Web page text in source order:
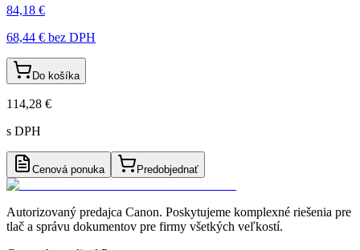
84,18 €
68,44 € bez DPH
Do košíka
114,28 €
s DPH
Cenová ponuka Predobjednať
Autorizovaný predajca Canon. Poskytujeme komplexné riešenia pre
tlač a správu dokumentov pre firmy všetkých veľkostí.